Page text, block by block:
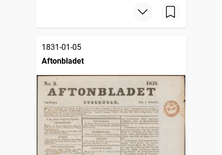
1831-01-05
Aftonbladet